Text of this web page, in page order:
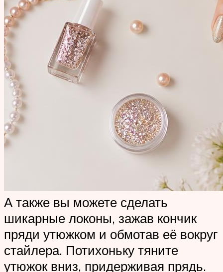
А также вы можете сделать
шикарные локоны, зажав кончик
пряди утюжком и обмотав её вокруг
стайлера. Потихоньку тяните
утюжок вниз, придерживая прядь.